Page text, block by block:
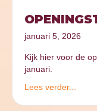
januari 5, 2026
Kijk hier voor de
januari.
Lees verder...